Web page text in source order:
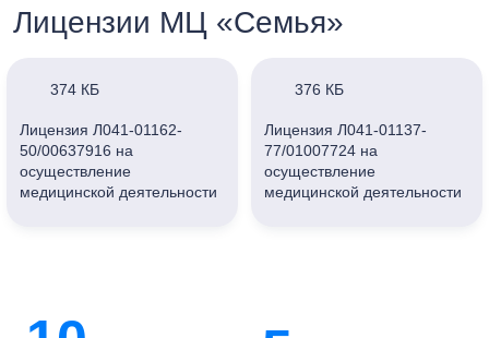
+7 (499) 688-80-48
Пн-Пт с 7:00 до 21:00
«Семья» г. Мытищи
Адрес:
г. Мытищи, ул. Колпакова, 42к3
Пн-Пт с 7:00 до 21:00
Лицензии МЦ «Семья»
374 КБ
Лицензия Л041-01162-
50/00637916 на
осуществление
медицинской деятельности
376 КБ
Лицензия Л041-01137-
77/01007724 на
осуществление
медицинской деятельности